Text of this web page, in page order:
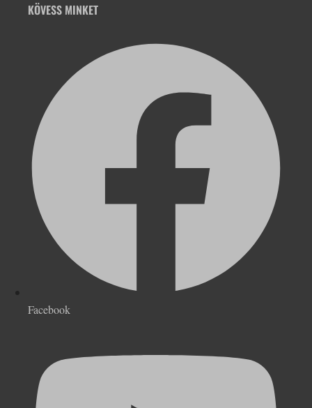
KÖVESS MINKET
Facebook